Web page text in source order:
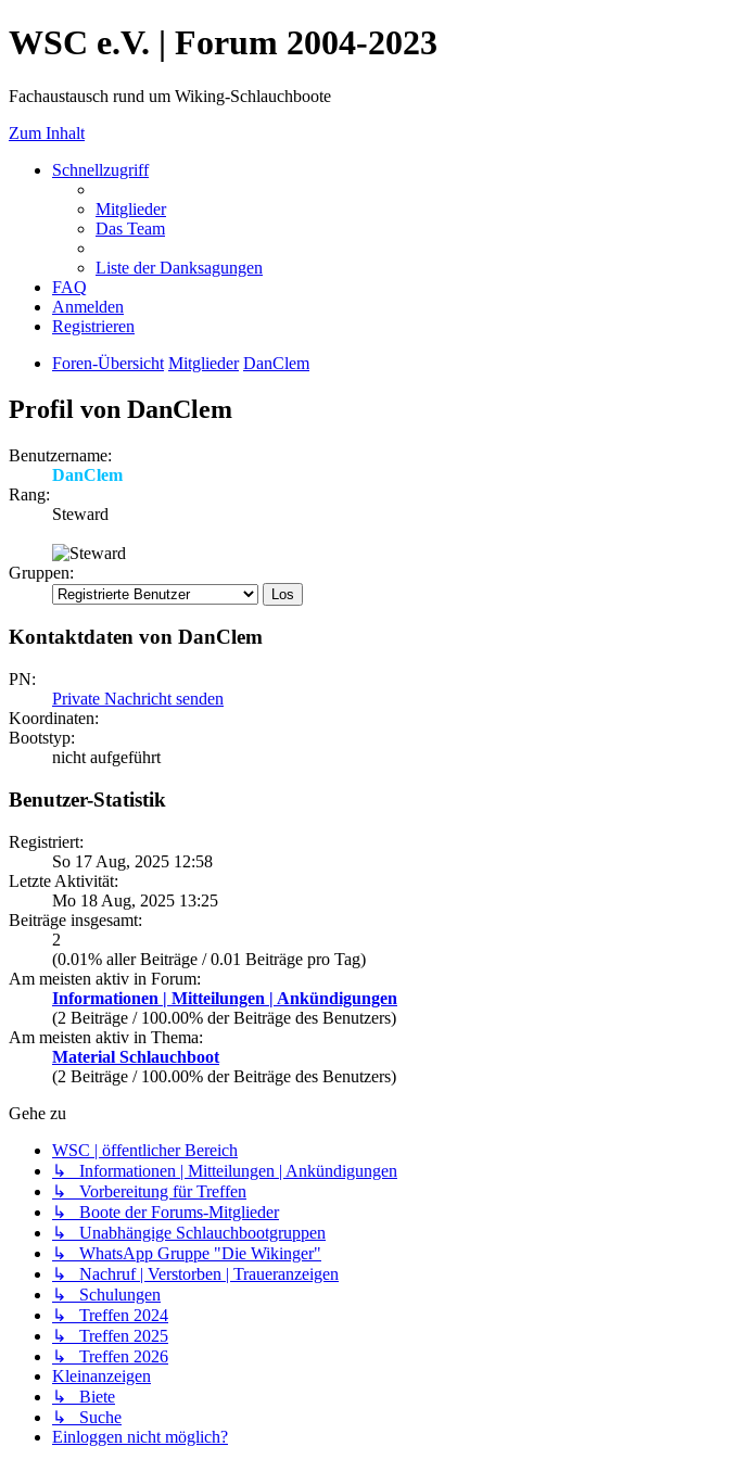
WSC e.V. | Forum 2004-2023
Fachaustausch rund um Wiking-Schlauchboote
Zum Inhalt
Schnellzugriff
Mitglieder
Das Team
Liste der Danksagungen
FAQ
Anmelden
Registrieren
Foren-Übersicht Mitglieder DanClem
Profil von DanClem
Benutzername:
DanClem
Rang:
Steward
Gruppen:
Kontaktdaten von DanClem
PN:
Private Nachricht senden
Koordinaten:
Bootstyp:
nicht aufgeführt
Benutzer-Statistik
Registriert:
So 17 Aug, 2025 12:58
Letzte Aktivität:
Mo 18 Aug, 2025 13:25
Beiträge insgesamt:
2
(0.01% aller Beiträge / 0.01 Beiträge pro Tag)
Am meisten aktiv in Forum:
Informationen | Mitteilungen | Ankündigungen
(2 Beiträge / 100.00% der Beiträge des Benutzers)
Am meisten aktiv in Thema:
Material Schlauchboot
(2 Beiträge / 100.00% der Beiträge des Benutzers)
Gehe zu
WSC | öffentlicher Bereich
↳ Informationen | Mitteilungen | Ankündigungen
↳ Vorbereitung für Treffen
↳ Boote der Forums-Mitglieder
↳ Unabhängige Schlauchbootgruppen
↳ WhatsApp Gruppe "Die Wikinger"
↳ Nachruf | Verstorben | Traueranzeigen
↳ Schulungen
↳ Treffen 2024
↳ Treffen 2025
↳ Treffen 2026
Kleinanzeigen
↳ Biete
↳ Suche
Einloggen nicht möglich?